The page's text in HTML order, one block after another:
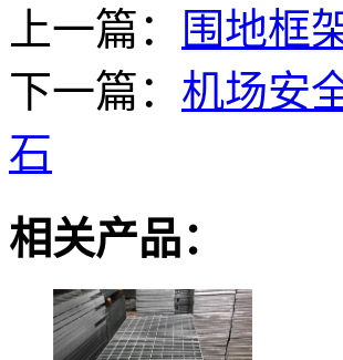
上一篇：
围地框
下一篇： 机场安
石
相关产品：